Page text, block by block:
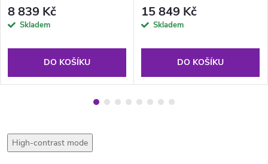
8 839 Kč
Skladem
DO KOŠÍKU
15 849 Kč
Skladem
DO KOŠÍKU
High-contrast mode